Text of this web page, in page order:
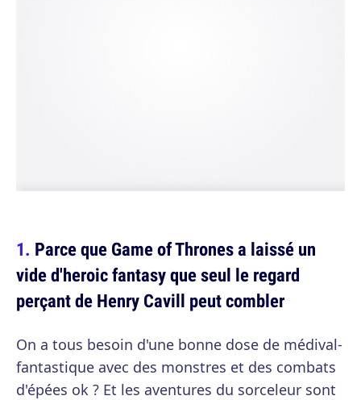
Parce que Game of Thrones a laissé un
vide d'heroic fantasy que seul le regard
perçant de Henry Cavill peut combler
On a tous besoin d'une bonne dose de médival-
fantastique avec des monstres et des combats
d'épées ok ? Et les aventures du sorceleur sont